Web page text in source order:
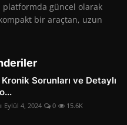
platformda güncel olarak
bir araçtan, uzun
Sorunları ve Detaylı
Eylül 4, 2024 0 15.6K